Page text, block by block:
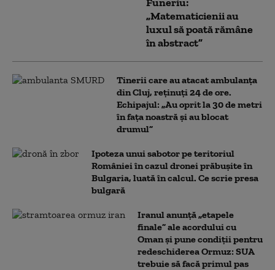
„Matematicienii au
luxul să poată rămâne
în abstract”
Tinerii care au atacat ambulanța
din Cluj, reținuți 24 de ore.
Echipajul: „Au oprit la 30 de metri
în fața noastră și au blocat
drumul”
Ipoteza unui sabotor pe teritoriul
României în cazul dronei prăbușite în
Bulgaria, luată în calcul. Ce scrie presa
bulgară
Iranul anunță „etapele
finale” ale acordului cu
Oman și pune condiții pentru
redeschiderea Ormuz: SUA
trebuie să facă primul pas